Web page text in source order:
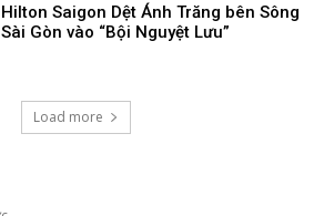
Hilton Saigon Dệt Ánh Trăng bên Sông
Sài Gòn vào “Bội Nguyệt Lưu”
Load more